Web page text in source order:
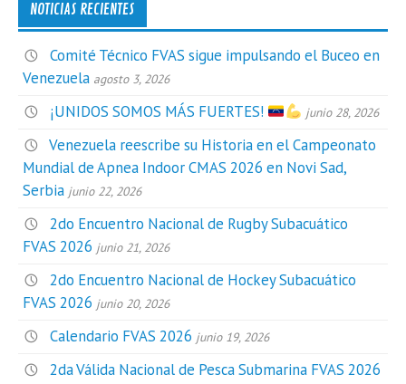
NOTICIAS RECIENTES
Comité Técnico FVAS sigue impulsando el Buceo en
Venezuela agosto 3, 2026
¡UNIDOS SOMOS MÁS FUERTES! junio 28, 2026
Venezuela reescribe su Historia en el Campeonato
Mundial de Apnea Indoor CMAS 2026 en Novi Sad,
Serbia junio 22, 2026
2do Encuentro Nacional de Rugby Subacuático
FVAS 2026 junio 21, 2026
2do Encuentro Nacional de Hockey Subacuático
FVAS 2026 junio 20, 2026
Calendario FVAS 2026 junio 19, 2026
2da Válida Nacional de Pesca Submarina FVAS 2026